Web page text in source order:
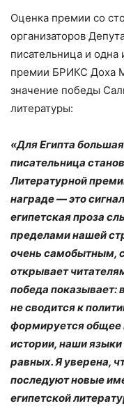
Оценка премии со
организаторов
писательница и одна
премии БРИКС Доха
значение победы
литературы:
«Для Египта
писательница
Литературной
награде — это
египетская проза
пределами нашей
очень самобытным,
открывает
победа показывает:
не сводится к
формируется общее
истории, наши языки
равных. Я уверена,
последуют новые
египетской